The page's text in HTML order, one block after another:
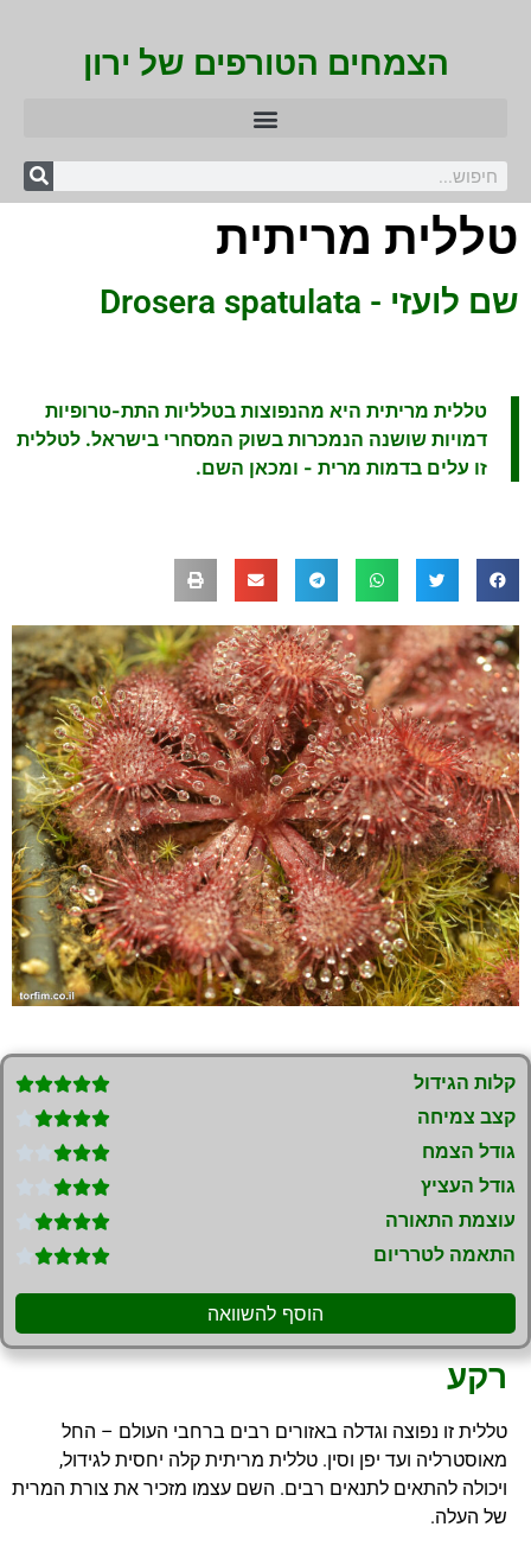
הצמחים הטורפים של ירון
טללית מריתית
שם לועזי - Drosera spatulata
טללית מריתית היא מהנפוצות בטלליות התת-טרופיות
דמויות שושנה הנמכרות בשוק המסחרי בישראל. לטללית
זו עלים בדמות מרית - ומכאן השם.
קלות הגידול 




קצב צמיחה 



גודל הצמח 


גודל העציץ 


עוצמת התאורה 



התאמה לטרריום 



הוסף להשוואה
רקע
טללית זו נפוצה וגדלה באזורים רבים ברחבי העולם – החל
מאוסטרליה ועד יפן וסין. טללית מריתית קלה יחסית לגידול,
ויכולה להתאים לתנאים רבים. השם עצמו מזכיר את צורת המרית
של העלה.